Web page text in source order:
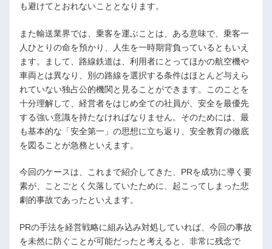
も避けてとおれないこととなります。
また輸送業界では、乗客を運ぶことは、ある意味で、乗客一
人ひとりの命を預かり、人生を一時期背負っているともいえ
ます。まして、路線鉄道は、利用者にとってほかの航空機や
車両とは異なり、別の路線を選択する条件はほとんど与えら
れていない独占公的機関と見ることができます。このことを
十分理解して、経営者をはじめ全ての社員が、安全を最優先
する強い意識を持たなければなりません。そのためには、最
も基本的な「安全第一」の思想に立ち返り、安全教育の徹底
を図ることが急務といえます。
今回のケースは、これまで紹介してきた、PRを成功に導く要
素が、ことごとく欠落していたために、起こってしまった悲
劇的事故であったといえます。
PRの手法を経営戦略に組み込み対処していれば、今回の事故
を未然に防ぐことが可能だったと考えると、非常に残念で